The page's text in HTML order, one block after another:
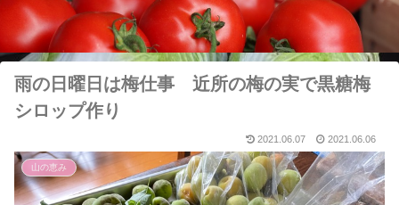
雨の日曜日は梅仕事 近所の梅の実で黒糖梅
シロップ作り
2021.06.07 2021.06.06
山の恵み